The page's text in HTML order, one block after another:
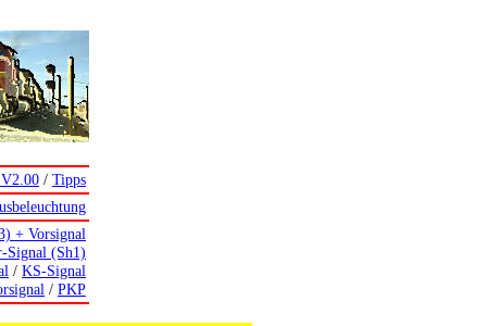
/ Tipps
+ Vorsignal
Signal (Sh1)
/ KS-Signal
/ PKP